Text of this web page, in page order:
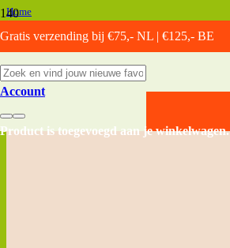
Gratis verzending bij €75,- NL | €125,- BE
Account
Product is toegevoegd aan je winkelwagen.
Home
/
Producten getagged “Nieuw”
Nieuw